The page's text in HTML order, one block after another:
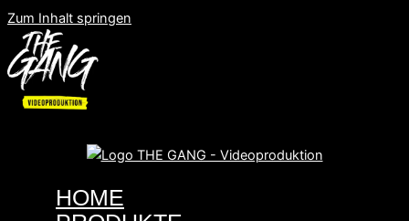
Zum Inhalt springen
HOME